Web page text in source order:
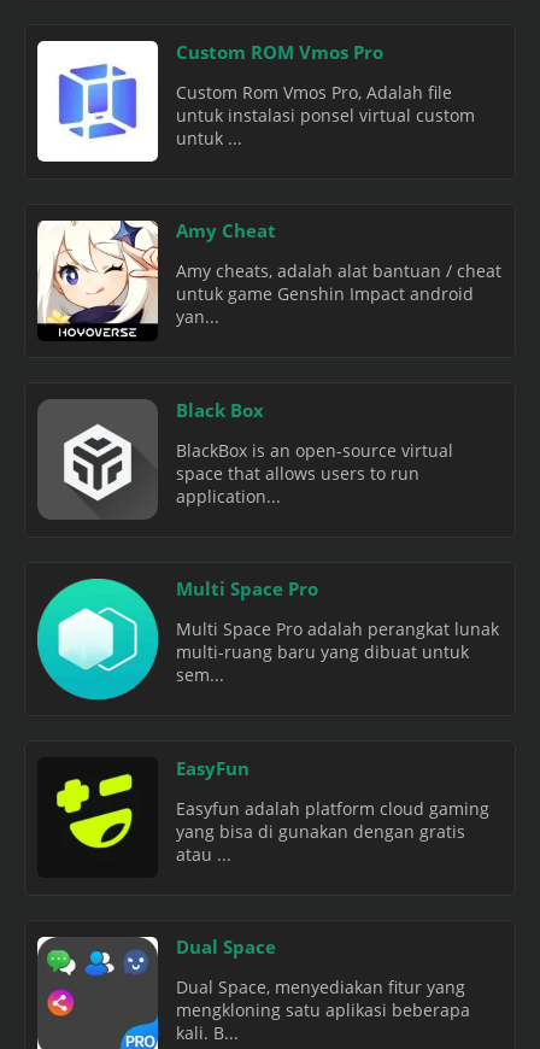
Custom ROM Vmos Pro
Custom Rom Vmos Pro, Adalah file
untuk instalasi ponsel virtual custom
untuk ...
Amy Cheat
Amy cheats, adalah alat bantuan / cheat
untuk game Genshin Impact android
yan...
Black Box
BlackBox is an open-source virtual
space that allows users to run
application...
Multi Space Pro
Multi Space Pro adalah perangkat lunak
multi-ruang baru yang dibuat untuk
sem...
EasyFun
Easyfun adalah platform cloud gaming
yang bisa di gunakan dengan gratis
atau ...
Dual Space
Dual Space, menyediakan fitur yang
mengkloning satu aplikasi beberapa
kali. B...